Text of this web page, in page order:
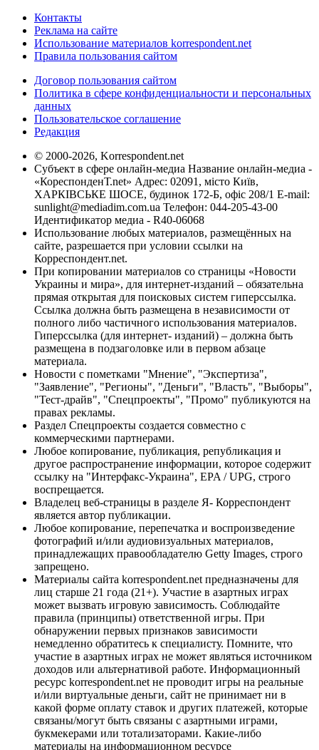
Контакты
Реклама на сайте
Использование материалов korrespondent.net
Правила пользования сайтом
Договор пользования сайтом
Политика в сфере конфиденциальности и персональных
данных
Пользовательское соглашение
Редакция
© 2000-2026, Korrespondent.net
Субъект в сфере онлайн-медиа Название онлайн-медиа -
«КореспонденТ.net» Адрес: 02091, місто Київ,
ХАРКІВСЬКЕ ШОСЕ, будинок 172-Б, офіс 208/1 E-mail:
sunlight@mediadim.com.ua Телефон: 044-205-43-00
Идентификатор медиа - R40-06068
Использование любых материалов, размещённых на
сайте, разрешается при условии ссылки на
Корреспондент.net.
При копировании материалов со страницы «Новости
Украины и мира», для интернет-изданий – обязательна
прямая открытая для поисковых систем гиперссылка.
Ссылка должна быть размещена в независимости от
полного либо частичного использования материалов.
Гиперссылка (для интернет- изданий) – должна быть
размещена в подзаголовке или в первом абзаце
материала.
Новости с пометками "Мнение", "Экспертиза",
"Заявление", "Регионы", "Деньги", "Власть", "Выборы",
"Тест-драйв", "Спецпроекты", "Промо" публикуются на
правах рекламы.
Раздел Спецпроекты создается совместно с
коммерческими партнерами.
Любое копирование, публикация, републикация и
другое распространение информации, которое содержит
ссылку на "Интерфакс-Украина", EPA / UPG, строго
воспрещается.
Владелец веб-страницы в разделе Я- Корреспондент
является автор публикации.
Любое копирование, перепечатка и воспроизведение
фотографий и/или аудиовизуальных материалов,
принадлежащих правообладателю Getty Images, строго
запрещено.
Материалы сайта korrespondent.net предназначены для
лиц старше 21 года (21+). Участие в азартных играх
может вызвать игровую зависимость. Соблюдайте
правила (принципы) ответственной игры. При
обнаружении первых признаков зависимости
немедленно обратитесь к специалисту. Помните, что
участие в азартных играх не может являться источником
доходов или альтернативой работе. Информационный
ресурс korrespondent.net не проводит игры на реальные
и/или виртуальные деньги, сайт не принимает ни в
какой форме оплату ставок и других платежей, которые
связаны/могут быть связаны с азартными играми,
букмекерами или тотализаторами. Какие-либо
материалы на информационном ресурсе